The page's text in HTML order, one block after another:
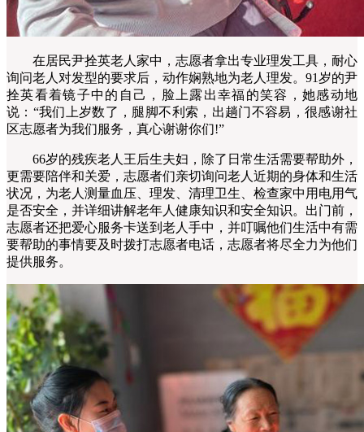
在居民尹拴英老人家中，志愿者拿出专业理发工具，耐心
询问老人对发型的要求后，动作娴熟地为老人理发。91岁的尹
拴英看着镜子中的自己，脸上露出幸福的笑容，她感动地
说：“我们上岁数了，腿脚不利索，出趟门不容易，很感谢社
区志愿者为我们服务，真心谢谢你们!”
66岁的残疾老人王后生夫妇，除了日常生活需要帮助外，
更需要陪伴和关爱，志愿者们亲切询问老人近期的身体和生活
状况，为老人测量血压、理发、清理卫生、检查家中用电用气
是否安全，并详细讲解老年人健康知识和安全知识。出门前，
志愿者还把爱心服务卡送到老人手中，并叮嘱他们生活中有需
要帮助的事情要及时拨打志愿者电话，志愿者将尽全力为他们
提供服务。